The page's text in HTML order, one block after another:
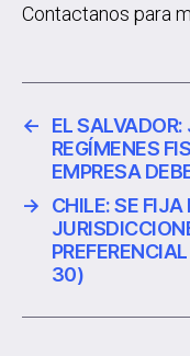
Contactanos para
←
EL
REGÍMENES
EMPRESA
→
CHILE: SE FIJA
30)